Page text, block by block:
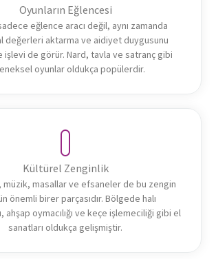
Oyunların Eğlencesi
eğlence aracı değil, aynı zamanda
değerleri aktarma ve aidiyet duygusunu
işlevi de görür. Nard, tavla ve satranç gibi
oyunlar oldukça popülerdir.
Kültürel Zenginlik
müzik, masallar ve efsaneler de bu zengin
önemli birer parçasıdır. Bölgede halı
ahşap oymacılığı ve keçe işlemeciliği gibi el
sanatları oldukça gelişmiştir.